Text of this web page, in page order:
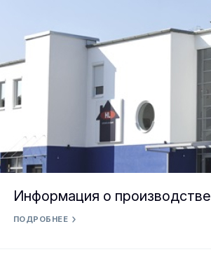
Информация о производстве
ПОДРОБНЕЕ